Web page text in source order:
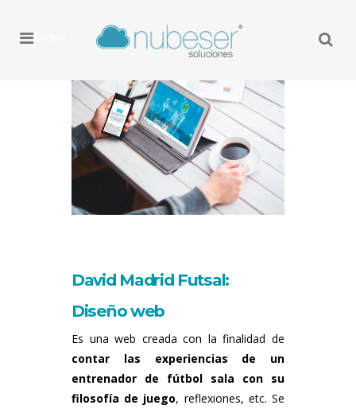
David Madrid Futsal:
Diseño web
Es una web creada con la finalidad de
contar las experiencias de un
entrenador de fútbol sala con su
filosofía de juego, reflexiones, etc. Se